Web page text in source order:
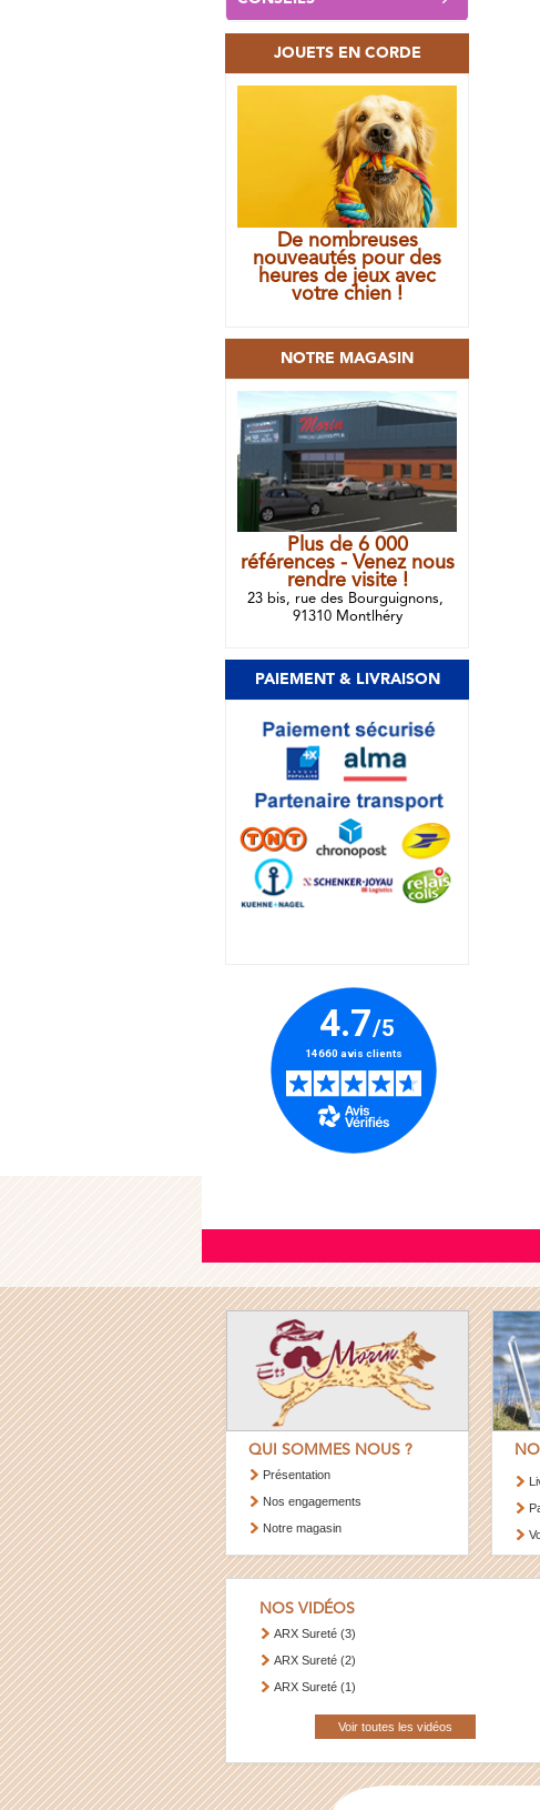
JOUETS EN CORDE
De nombreuses
nouveautés pour des
heures de jeux avec
votre chien !
NOTRE MAGASIN
Plus de 6 000
références - Venez nous
rendre visite !
23 bis, rue des Bourguignons,
91310 Montlhéry
PAIEMENT & LIVRAISON
QUI SOMMES NOUS ?
Présentation
Nos engagements
Notre magasin
NOS VIDÉOS
ARX Sureté (3)
ARX Sureté (2)
ARX Sureté (1)
Voir toutes les vidéos